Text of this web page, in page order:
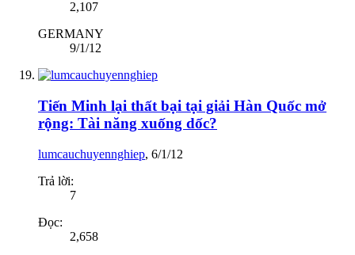
2,107
GERMANY
9/1/12
Tiến Minh lại thất bại tại giải Hàn Quốc mở
rộng: Tài năng xuống dốc?
lumcauchuyennghiep, 6/1/12
Trả lời:
7
Đọc:
2,658